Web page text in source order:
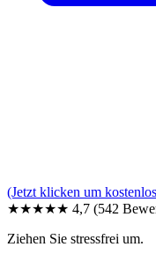
(Jetzt klicken um
★★★★★ 4,7 (542
Ziehen Sie stressfrei um.